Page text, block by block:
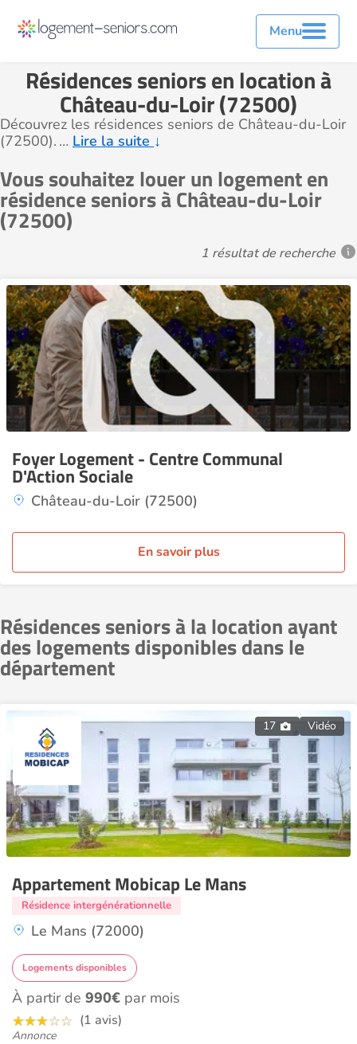
Menu
Résidences seniors en location à
Château-du-Loir (72500)
Découvrez les résidences seniors de Château-du-Loir
(72500). … Lire la suite ↓
Vous souhaitez louer un logement en
résidence seniors à Château-du-Loir
(72500)
1 résultat de recherche
Foyer Logement - Centre Communal
D'Action Sociale
Château-du-Loir (72500)
En savoir plus
Résidences seniors à la location ayant
des logements disponibles dans le
département
17 Vidéo
Appartement Mobicap Le Mans
Résidence intergénérationnelle
Le Mans (72000)
Logements disponibles
À partir de 990€ par mois
(1 avis)
Annonce